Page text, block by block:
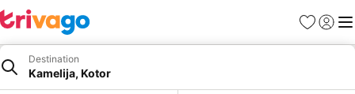
Favoriter
Logga
Destination
Kamelija, Kotor